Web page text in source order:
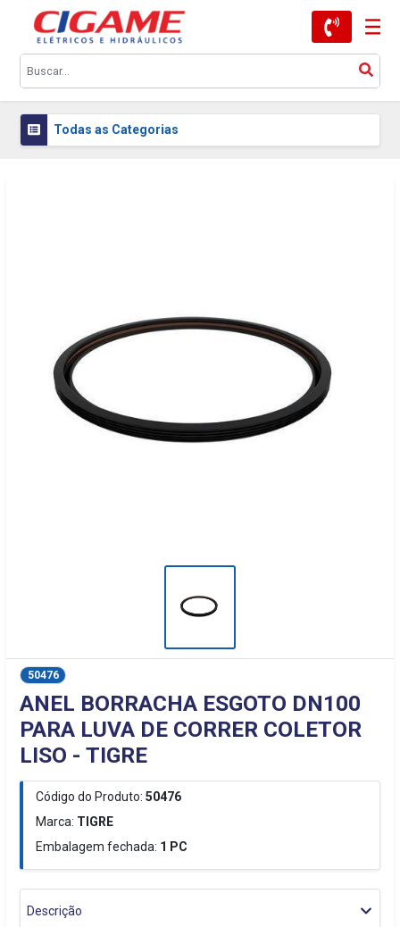
Todas as Categorias
50476
ANEL BORRACHA ESGOTO DN100
PARA LUVA DE CORRER COLETOR
LISO - TIGRE
Código do Produto: 50476
Marca: TIGRE
Embalagem fechada: 1 PC
Descrição